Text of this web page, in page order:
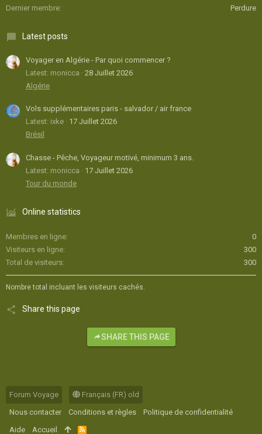
Dernier membre
Perdure
Latest posts
Voyager en Algérie - Par quoi commencer ?
Latest: monicca
28 Juillet 2026
Algérie
Vols supplémentaires paris - salvador / air france
Latest: ixke
17 Juillet 2026
Brésil
Chasse - Pêche, Voyageur motivé, minimum 3 ans.
Latest: monicca
17 Juillet 2026
Tour du monde
Online statistics
Membres en ligne
0
Visiteurs en ligne
300
Total de visiteurs
300
Nombre total incluant les visiteurs cachés.
Share this page
SHARE THIS PAGE
Forum Voyage
Français (FR) old
Nous contacter
Conditions et règles
Politique de confidentialité
Aide
Accueil
R